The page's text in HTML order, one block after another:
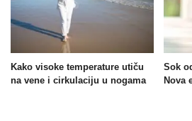
Kako visoke temperature utiču
na vene i cirkulaciju u nogama
Sok
Nova